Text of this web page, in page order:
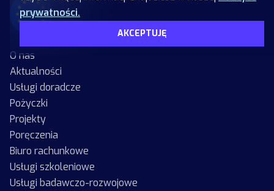
prywatności.
AKCEPTUJĘ
O nas
Aktualności
Usługi doradcze
Pożyczki
Projekty
Poręczenia
Biuro rachunkowe
Usługi szkoleniowe
Usługi badawczo-rozwojowe